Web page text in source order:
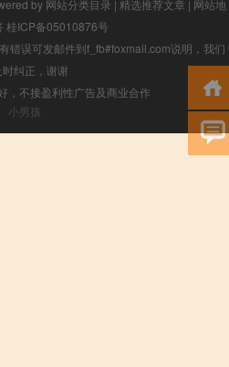
by 网站分类目录 | 精选推荐文章 | 网站地
桂ICP备05010876号
错误可发邮件到f_fb#foxmail.com说明，我们
时纠正，谢谢
，不接盈利性广告及商业合作
小男孩